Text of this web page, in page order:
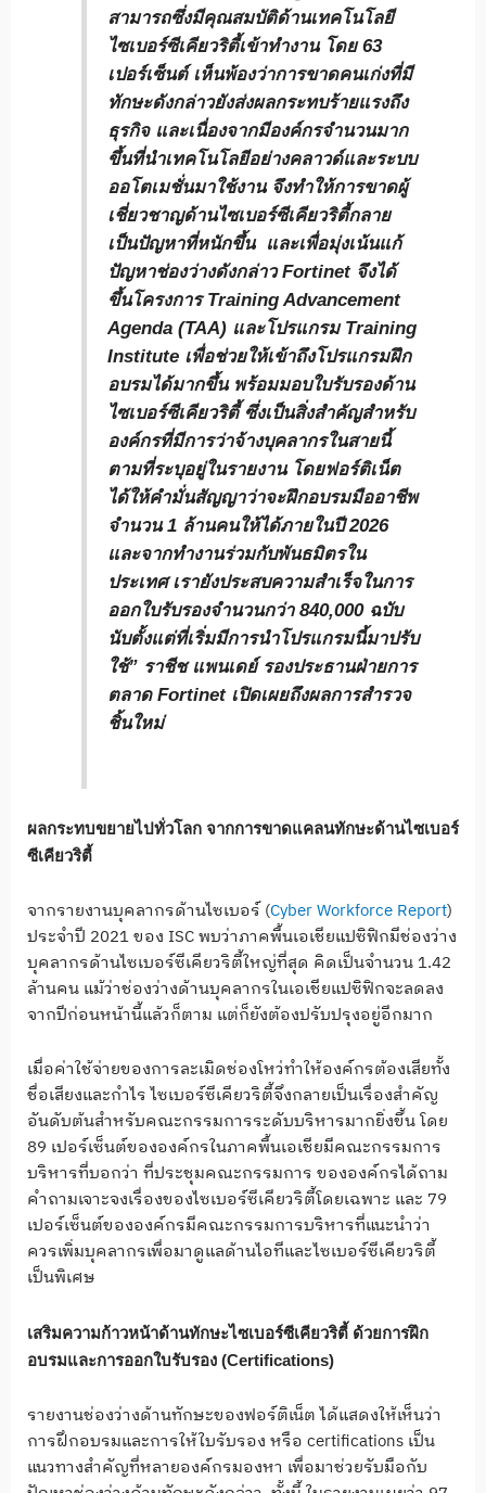
สามารถซึ่งมีคุณสมบัติด้านเทคโนโลยี
ไซเบอร์ซีเคียวริตี้เข้าทำงาน โดย 63
เปอร์เซ็นต์ เห็นพ้องว่าการขาดคนเก่งที่มี
ทักษะดังกล่าวยังส่งผลกระทบร้ายแรงถึง
ธุรกิจ และเนื่องจากมีองค์กรจำนวนมาก
ขึ้นที่นำเทคโนโลยีอย่างคลาวด์และระบบ
ออโตเมชั่นมาใช้งาน จึงทำให้การขาดผู้
เชี่ยวชาญด้านไซเบอร์ซีเคียวริตี้กลาย
เป็นปัญหาที่หนักขึ้น และเพื่อมุ่งเน้นแก้
ปัญหาช่องว่างดังกล่าว Fortinet จึงได้
ขึ้นโครงการ Training Advancement
Agenda (TAA) และโปรแกรม Training
Institute เพื่อช่วยให้เข้าถึงโปรแกรมฝึก
อบรมได้มากขึ้น พร้อมมอบใบรับรองด้าน
ไซเบอร์ซีเคียวริตี้ ซึ่งเป็นสิ่งสำคัญสำหรับ
องค์กรที่มีการว่าจ้างบุคลากรในสายนี้
ตามที่ระบุอยู่ในรายงาน โดยฟอร์ติเน็ต
ได้ให้คำมั่นสัญญาว่าจะฝึกอบรมมืออาชีพ
จำนวน 1 ล้านคนให้ได้ภายในปี 2026
และจากทำงานร่วมกับพันธมิตรใน
ประเทศ เรายังประสบความสำเร็จในการ
ออกใบรับรองจำนวนกว่า 840,000 ฉบับ
นับตั้งแต่ที่เริ่มมีการนำโปรแกรมนี้มาปรับ
ใช้” ราชีช แพนเดย์ รองประธานฝ่ายการ
ตลาด Fortinet เปิดเผยถึงผลการสำรวจ
ชิ้นใหม่
ผลกระทบขยายไปทั่วโลก จากการขาดแคลนทักษะด้านไซเบอร์
ซีเคียวริตี้
จากรายงานบุคลากรด้านไซเบอร์ (Cyber Workforce Report)
ประจำปี 2021 ของ ISC พบว่าภาคพื้นเอเชียแปซิฟิกมีช่องว่าง
บุคลากรด้านไซเบอร์ซีเคียวริตี้ใหญ่ที่สุด คิดเป็นจำนวน 1.42
ล้านคน แม้ว่าช่องว่างด้านบุคลากรในเอเชียแปซิฟิกจะลดลง
จากปีก่อนหน้านี้แล้วก็ตาม แต่ก็ยังต้องปรับปรุงอยู่อีกมาก
เมื่อค่าใช้จ่ายของการละเมิดช่องโหว่ทำให้องค์กรต้องเสียทั้ง
ชื่อเสียงและกำไร ไซเบอร์ซีเคียวริตี้จึงกลายเป็นเรื่องสำคัญ
อันดับต้นสำหรับคณะกรรมการระดับบริหารมากยิ่งขึ้น โดย
89 เปอร์เซ็นต์ขององค์กรในภาคพื้นเอเชียมีคณะกรรมการ
บริหารที่บอกว่า ที่ประชุมคณะกรรมการ ขององค์กรได้ถาม
คำถามเจาะจงเรื่องของไซเบอร์ซีเคียวริตี้โดยเฉพาะ และ 79
เปอร์เซ็นต์ขององค์กรมีคณะกรรมการบริหารที่แนะนำว่า
ควรเพิ่มบุคลากรเพื่อมาดูแลด้านไอทีและไซเบอร์ซีเคียวริตี้
เป็นพิเศษ
เสริมความก้าวหน้าด้านทักษะไซเบอร์ซีเคียวริตี้ ด้วยการฝึก
อบรมและการออกใบรับรอง (Certifications)
รายงานช่องว่างด้านทักษะของฟอร์ติเน็ต ได้แสดงให้เห็นว่า
การฝึกอบรมและการให้ใบรับรอง หรือ certifications เป็น
แนวทางสำคัญที่หลายองค์กรมองหา เพื่อมาช่วยรับมือกับ